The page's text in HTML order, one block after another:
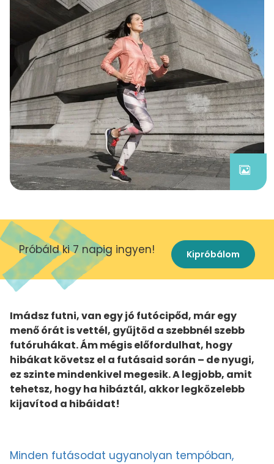
Próbáld ki 7 napig ingyen! Kipróbálom
Imádsz futni, van egy jó futócipőd, már egy
menő órát is vettél, gyűjtöd a szebbnél szebb
futóruhákat. Ám mégis előfordulhat, hogy
hibákat követsz el a futásaid során – de nyugi,
ez szinte mindenkivel megesik. A legjobb, amit
tehetsz, hogy ha hibáztál, akkor legközelebb
kijavítod a hibáidat!
Minden futásodat ugyanolyan tempóban,